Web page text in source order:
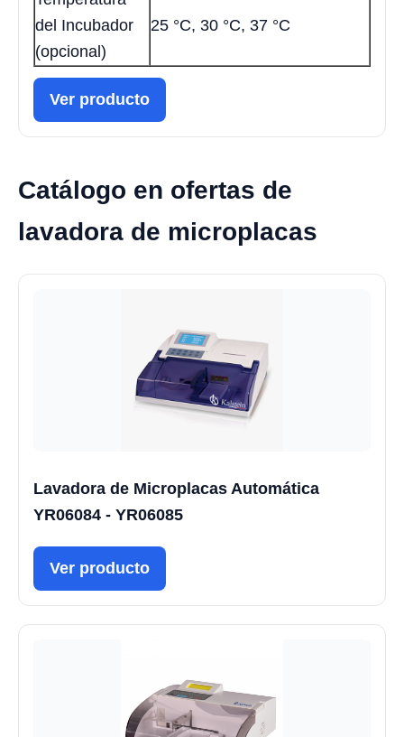
del Incubador
(opcional)
25 °C, 30 °C, 37 °C
Ver producto
Catálogo en ofertas de
lavadora de microplacas
Lavadora de Microplacas Automática
YR06084 - YR06085
Ver producto